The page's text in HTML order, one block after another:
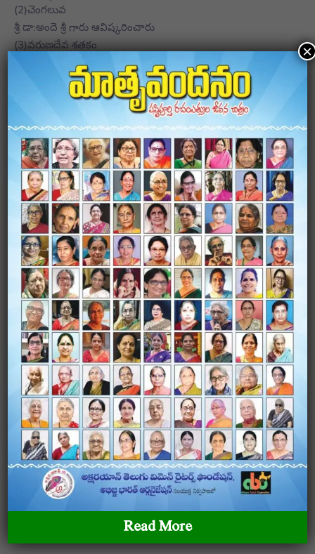
(2)చెంగలువ
శ్రీ డా:అందె శ్రీ గారు ఆవిష్కరించారు
(3)వరుణదేవ శతకం
(4)రాగవల్లిక ( పద్య కవిత)
శ్రీమతి అనంతలక్ష్మి ; ప్రముఖ ఆధ్యాత్మిక వేత్త గారు ఆవిష్కరించారు
మరియు అనేక అముద్రిత పద్యకవితలు వున్నాయి.
(5)F.M.Radio ,Nizamabad లోని మహిళావాణి కార్యక్రమంలో
అనేక ప్రసంగములు ప్రసారం చేయబడ్డాయి.
*అందుకొన్న పురస్కారాలు*
కవియిత్రిగా అనేక పురస్కారాలను అందుకోవటం
జరిగింది.అందులో ప్రముఖ మైనవి.
(1) శ్రీ తేజ ఆర్ట్ క్రియేషన్స్ వారి ఆధ్వర్యంలో
*శ్రీ డా: సి.నారాయణరెడ్డి* గారిచే సాహితీ తేజ పురస్కారం.
(2)శ్రీ ధాత్రి రాష్ట్ర స్థాయి సాహితీసంస్థ వారిచే సాహితీరత్న పురస్కారం
(3)శ్రీ అపురూప సాహితీ సంస్థ నిర్వహించిన జిల్లాస్థాయి కవితా
పోటీలలో ప్రథమ బహుమతి పొందటం జరిగింది.
నిర్వహణ::- "శ్రీ విపంచి " అనెడి సాంస్కృతిక సంస్థను ఏర్పాటు చేసి
మహిళలకు , విద్యార్థులకు ఉచిత శిక్షణ కార్యక్రమాలను
నిర్వహించటం జరుగుతున్నది.
4. Photo
5. రచనలు::_(1)కాంతి రేఖ (కవిత)
(2)చెంగలువ (కవిత)
(3)వరుణ దేవ శతకం
(4)రాగ వల్లిక పద్య కవిత
Gender
Read More
×